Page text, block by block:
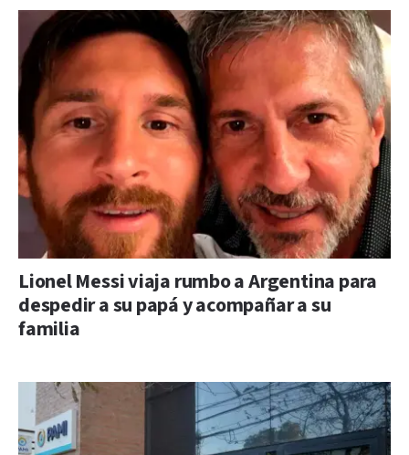
Lionel Messi viaja rumbo a Argentina para
despedir a su papá y acompañar a su
familia